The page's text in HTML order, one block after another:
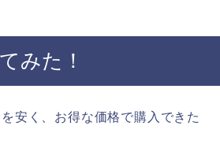
みた！
安く、お得な価格で購入できた